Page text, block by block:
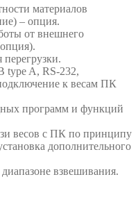
материалов
– опция.
от внешнего
перегрузки.
type A, RS-232,
к весам ПК
программ и функций
весов с ПК по принципу
дополнительного
взвешивания.